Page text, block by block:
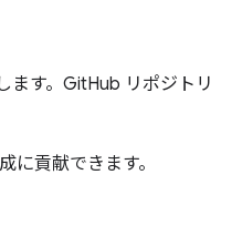
ます。GitHub リポジトリ
貢献できます。